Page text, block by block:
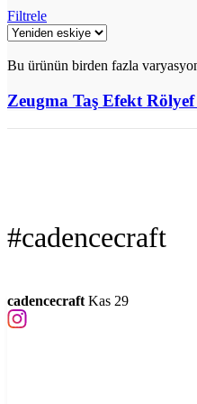
Filtrele
Bu ürünün birden fazla
Zeugma Taş Efekt Rölyef
#cadencecraft
cadencecraft Kas 29